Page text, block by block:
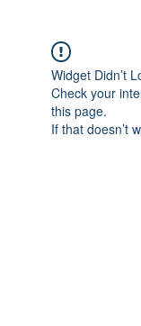
Widget Didn’t
Check your
this page.
If that doesn’t